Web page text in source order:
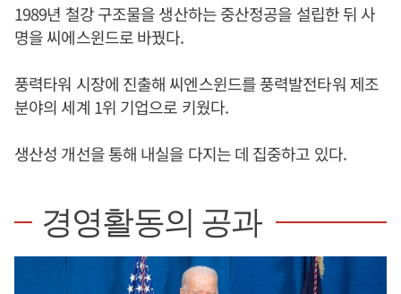
1989년 철강 구조물을 생산하는 중산정공을 설립한 뒤 사
명을 씨에스윈드로 바꿨다.
풍력타워 시장에 진출해 씨엔스윈드를 풍력발전타워 제조
분야의 세계 1위 기업으로 키웠다.
생산성 개선을 통해 내실을 다지는 데 집중하고 있다.
경영활동의 공과